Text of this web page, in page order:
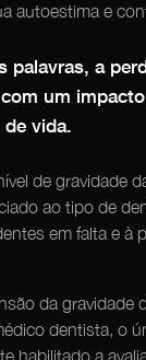
autoestima e
palavras, a
um
vida.
de gravidade
ao tipo de
em falta e à
da gravidade
dentista, o
habilitado a